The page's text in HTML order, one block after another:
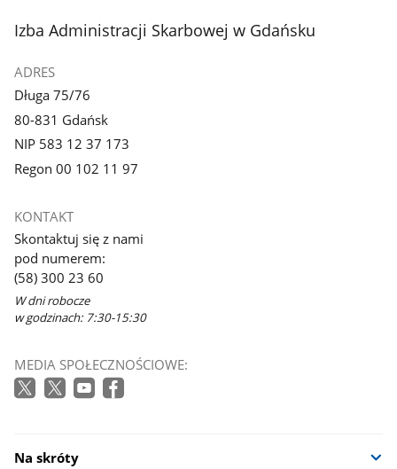
stopka
Izba Administracji Skarbowej w Gdańsku
ADRES
Długa 75/76
80-831 Gdańsk
NIP 583 12 37 173
Regon 00 102 11 97
KONTAKT
Skontaktuj się z nami
pod numerem:
(58) 300 23 60
W dni robocze
w godzinach: 7:30-15:30
MEDIA SPOŁECZNOŚCIOWE:
Na skróty